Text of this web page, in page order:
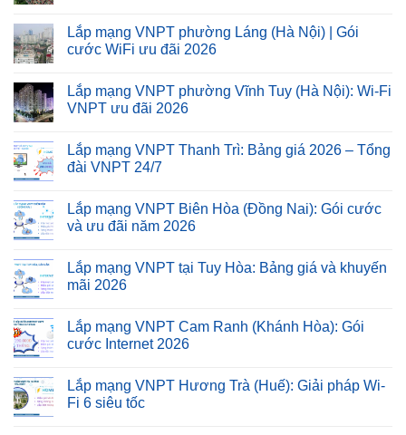
Lắp mạng VNPT phường Láng (Hà Nội) | Gói
cước WiFi ưu đãi 2026
Lắp mạng VNPT phường Vĩnh Tuy (Hà Nội): Wi-Fi
VNPT ưu đãi 2026
Lắp mạng VNPT Thanh Trì: Bảng giá 2026 – Tổng
đài VNPT 24/7
Lắp mạng VNPT Biên Hòa (Đồng Nai): Gói cước
và ưu đãi năm 2026
Lắp mạng VNPT tại Tuy Hòa: Bảng giá và khuyến
mãi 2026
Lắp mạng VNPT Cam Ranh (Khánh Hòa): Gói
cước Internet 2026
Lắp mạng VNPT Hương Trà (Huế): Giải pháp Wi-
Fi 6 siêu tốc